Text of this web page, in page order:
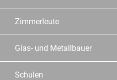
Zimmerleute
Glas- und Metallbauer
Schulen